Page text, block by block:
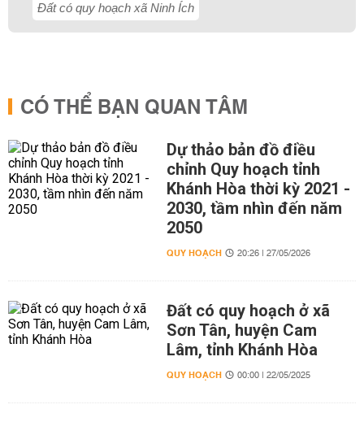
Đất có quy hoạch xã Ninh Ích
CÓ THỂ BẠN QUAN TÂM
Dự thảo bản đồ điều
chỉnh Quy hoạch tỉnh
Khánh Hòa thời kỳ 2021 -
2030, tầm nhìn đến năm
2050
QUY HOẠCH 20:26 | 27/05/2026
Đất có quy hoạch ở xã
Sơn Tân, huyện Cam
Lâm, tỉnh Khánh Hòa
QUY HOẠCH 00:00 | 22/05/2025